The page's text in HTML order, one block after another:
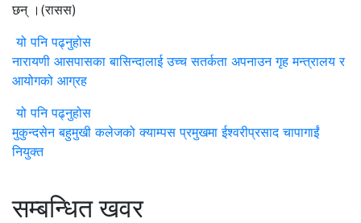
छन् ।(रासस)
यो पनि पढ्नुहोस
नारायणी आसपासका बासिन्दालाई उच्च सतर्कता अपनाउन गृह मन्त्रालय र
आयोगको आग्रह
यो पनि पढ्नुहोस
मुकुन्दसेन बहुमुखी कलेजको क्याम्पस प्रमुखमा ईश्वरीप्रसाद चापागाईं
नियुक्त
सम्बन्धित खवर